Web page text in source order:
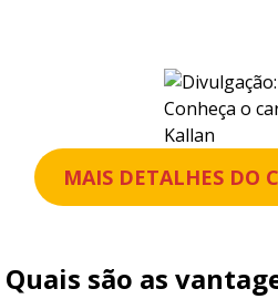
Conheça o
Kallan
MAIS DETALHES DO
Quais são as